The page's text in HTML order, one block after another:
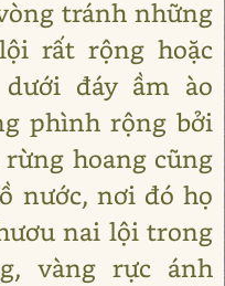
tránh những
rất rộng hoặc
đáy ầm ào
phình rộng bởi
hoang cũng
nước, nơi đó họ
nai lội trong
vàng rực ánh